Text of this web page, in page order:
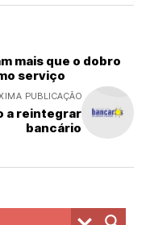
mais que o dobro
serviço
PUBLICAÇÃO
a reintegrar
bancário